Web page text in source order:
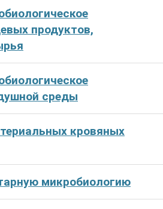
продуктов,
среды
кровяных
микробиологию